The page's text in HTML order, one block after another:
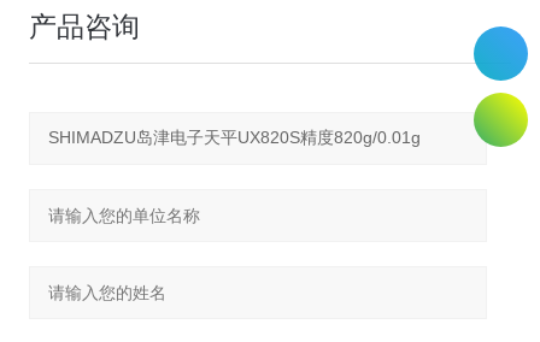
产品咨询